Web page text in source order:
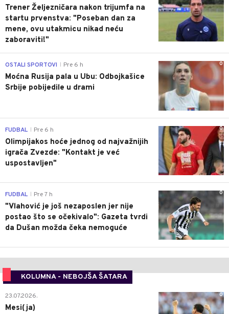
Trener Željezničara nakon trijumfa na
startu prvenstva: "Poseban dan za
mene, ovu utakmicu nikad neću
zaboraviti!"
0
OSTALI SPORTOVI Pre 6 h
Moćna Rusija pala u Ubu: Odbojkašice
Srbije pobijedile u drami
0
FUDBAL Pre 6 h
Olimpijakos hoće jednog od najvažnijih
igrača Zvezde: "Kontakt je već
uspostavljen"
0
FUDBAL Pre 7 h
"Vlahović je još nezaposlen jer nije
postao što se očekivalo": Gazeta tvrdi
da Dušan možda čeka nemoguće
KOLUMNA - NEBOJŠA ŠATARA
0
23.07.2026.
Mesi(ja)